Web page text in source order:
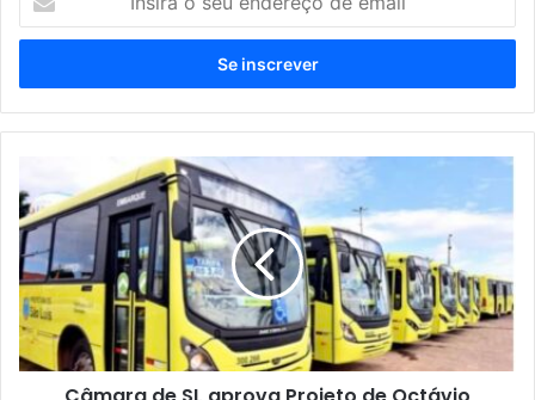
s
r
a
e
u
e
n
d
e
r
e
â
m
a
r
a
d
e
S